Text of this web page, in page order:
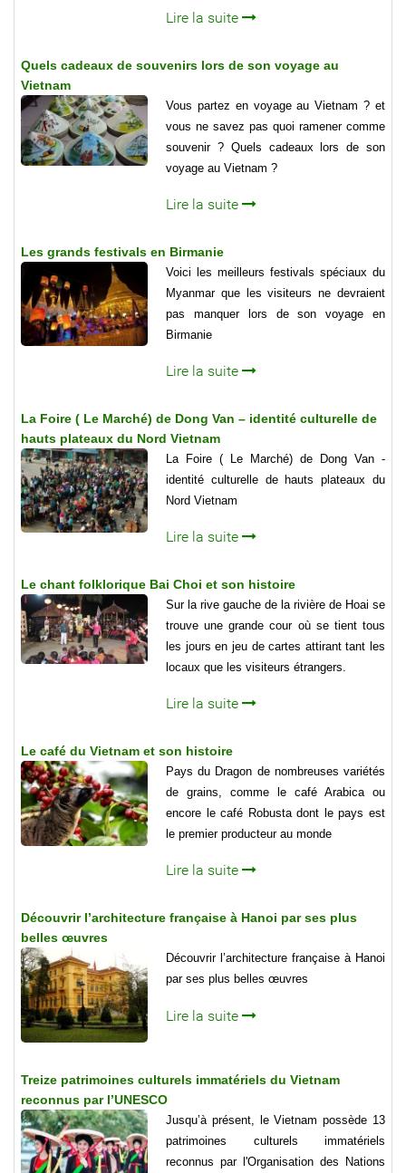
Lire la suite
Quels cadeaux de souvenirs lors de son voyage au
Vietnam
Vous partez en voyage au Vietnam ? et
vous ne savez pas quoi ramener comme
souvenir ? Quels cadeaux lors de son
voyage au Vietnam ?
Lire la suite
Les grands festivals en Birmanie
Voici les meilleurs festivals spéciaux du
Myanmar que les visiteurs ne devraient
pas manquer lors de son voyage en
Birmanie
Lire la suite
La Foire ( Le Marché) de Dong Van – identité culturelle de
hauts plateaux du Nord Vietnam
La Foire ( Le Marché) de Dong Van -
identité culturelle de hauts plateaux du
Nord Vietnam
Lire la suite
Le chant folklorique Bai Choi et son histoire
Sur la rive gauche de la rivière de Hoai se
trouve une grande cour où se tient tous
les jours en jeu de cartes attirant tant les
locaux que les visiteurs étrangers.
Lire la suite
Le café du Vietnam et son histoire
Pays du Dragon de nombreuses variétés
de grains, comme le café Arabica ou
encore le café Robusta dont le pays est
le premier producteur au monde
Lire la suite
Découvrir l’architecture française à Hanoi par ses plus
belles œuvres
Découvrir l’architecture française à Hanoi
par ses plus belles œuvres
Lire la suite
Treize patrimoines culturels immatériels du Vietnam
reconnus par l’UNESCO
Jusqu’à présent, le Vietnam possède 13
patrimoines culturels immatériels
reconnus par l'Organisation des Nations